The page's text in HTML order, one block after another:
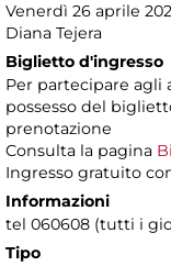
Venerdì 26 aprile
Diana Tejera
Biglietto d'ingresso
Per partecipare agli
possesso del
prenotazione
Consulta la pagina
Ingresso gratuito
Informazioni
tel 060608 (tutti i
Tipo